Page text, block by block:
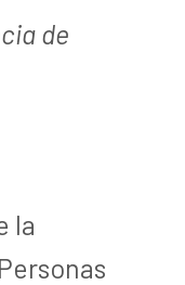
de
la